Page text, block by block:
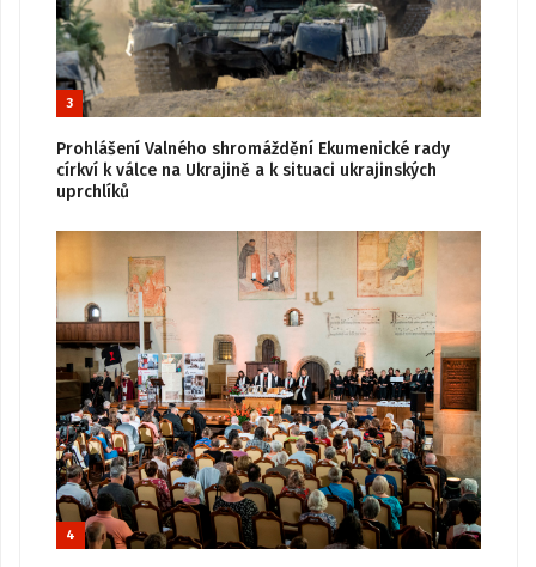
3
Prohlášení Valného shromáždění Ekumenické rady
církví k válce na Ukrajině a k situaci ukrajinských
uprchlíků
4